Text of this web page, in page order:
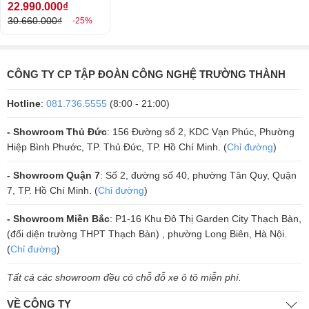
hiệu quả, lao có thể chơi được mọi thể loại nhạc từ trữ tình sâu lắng
cho đến những bản nhạc mạnh, nhanh, remix,..
Độ nhạy của sản phẩm là 97dB, mức trở kháng là 8 ohm, giúp cho âm
thanh to, rõ ràng, độ khuếch đại và lan tỏa lớn.
20KHz, dải tần này giúp loa có thể thể hiện được tất các các âm thanh
22.990.000₫
30.660.000₫ -25%
CÔNG TY CP TẬP ĐOÀN CÔNG NGHỆ TRƯỜNG THÀNH
Hotline: 081.736.5555 (8:00 - 21:00)
- Showroom Thủ Đức: 156 Đường số 2, KDC Vạn Phúc, Phường
Hiệp Bình Phước, TP. Thủ Đức, TP. Hồ Chí Minh. (Chỉ đường)
- Showroom Quận 7: Số 2, đường số 40, phường Tân Quy, Quận
7, TP. Hồ Chí Minh. (Chỉ đường)
- Showroom Miền Bắc: P1-16 Khu Đô Thị Garden City Thạch Bàn,
(đối diện trường THPT Thạch Bàn) , phường Long Biên, Hà Nội.
(Chỉ đường)
Tất cả các showroom đều có chỗ đỗ xe ô tô miễn phí.
VỀ CÔNG TY